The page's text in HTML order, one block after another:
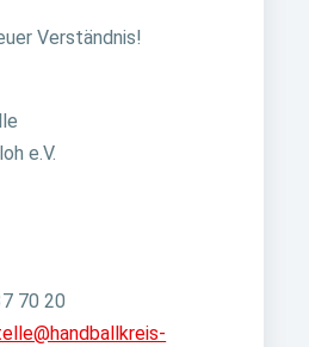
Verständnis!
e.V.
70 20